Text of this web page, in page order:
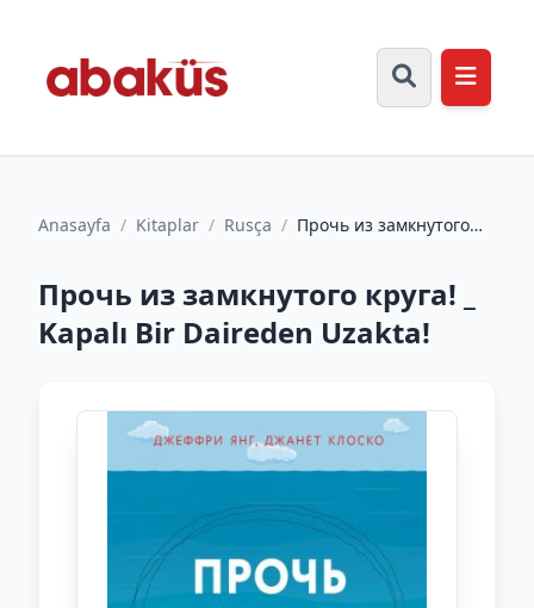
Anasayfa / Kitaplar / Rusça / Прочь из замкнутого
Прочь из замкнутого круга! _
Kapalı Bir Daireden Uzakta!